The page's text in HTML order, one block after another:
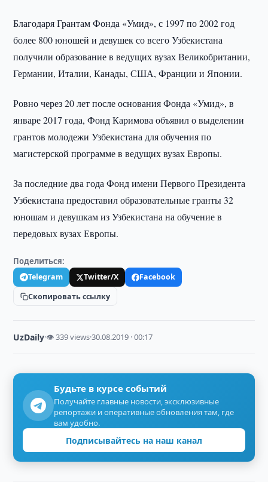
Благодаря Грантам Фонда «Умид», с 1997 по 2002 год
более 800 юношей и девушек со всего Узбекистана
получили образование в ведущих вузах Великобритании,
Германии, Италии, Канады, США, Франции и Японии.
Ровно через 20 лет после основания Фонда «Умид», в
январе 2017 года, Фонд Каримова объявил о выделении
грантов молодежи Узбекистана для обучения по
магистерской программе в ведущих вузах Европы.
За последние два года Фонд имени Первого Президента
Узбекистана предоставил образовательные гранты 32
юношам и девушкам из Узбекистана на обучение в
передовых вузах Европы.
Поделиться:
Telegram Twitter/X
Facebook
Скопировать ссылку
UzDaily·👁 339 views·30.08.2019 · 00:17
Будьте в курсе событий
Получайте главные новости, эксклюзивные
репортажи и оперативные обновления там, где
вам удобно.
Подписывайтесь на наш канал